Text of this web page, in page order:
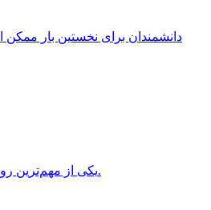
انقلاب تابستانی (Summer Solstice) یکی از مهم‌ترین رویدادهای ستاره‌شناسی سال است که هر سال در نیمکره شمالی معمولاً در روزهای 20 یا 21 ژوئن برابر با 31 خرداد یا 1 تیر روی می‌دهد.